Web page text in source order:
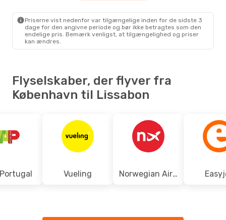
LIS- CPH
Priserne vist nedenfor var tilgængelige inden for de sidste 3
dage for den angivne periode og bør ikke betragtes som den
endelige pris. Bemærk venligst, at tilgængelighed og priser
kan ændres.
Flyselskaber, der flyver fra
København til Lissabon
Vueling Norwegian Air Shuttle